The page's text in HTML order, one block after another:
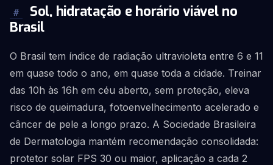
#
Sol, hidratação e horário viável no
Brasil
O Brasil tem índice de radiação ultravioleta entre 6 e 11
em quase todo o ano, em quase toda a cidade. Treinar
das 10h às 16h em céu aberto, sem proteção, eleva
risco de queimadura, fotoenvelhecimento acelerado e
câncer de pele a longo prazo. A Sociedade Brasileira
de Dermatologia mantém recomendação consolidada:
protetor solar FPS 30 ou maior, aplicação a cada 2